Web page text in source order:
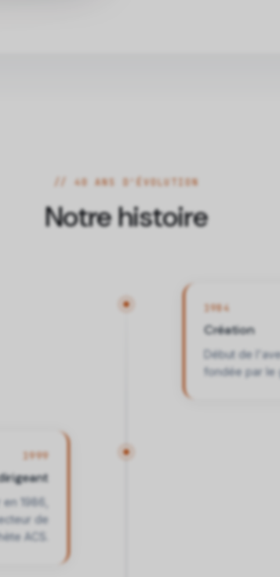
// 40 ANS D'ÉVOLUTION
Notre histoire
1984
Création
Début de
fondée par le
1999
1986,
de
ACS.